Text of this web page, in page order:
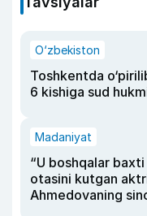
O‘zbekiston
Toshkentda
6 kishiga sud
Madaniyat
“U boshqalar
otasini kutgan
Ahmedovaning